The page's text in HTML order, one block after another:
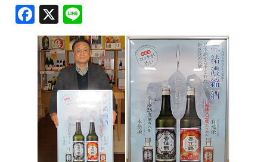
F
a
c
e
b
o
o
k
X
n
e